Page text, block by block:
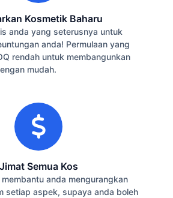
Kosmetik Baharu
anda yang seterusnya untuk
anda! Permulaan yang
rendah untuk membangunkan
mudah.
Jimat Semua Kos
anda mengurangkan
setiap aspek, supaya anda boleh